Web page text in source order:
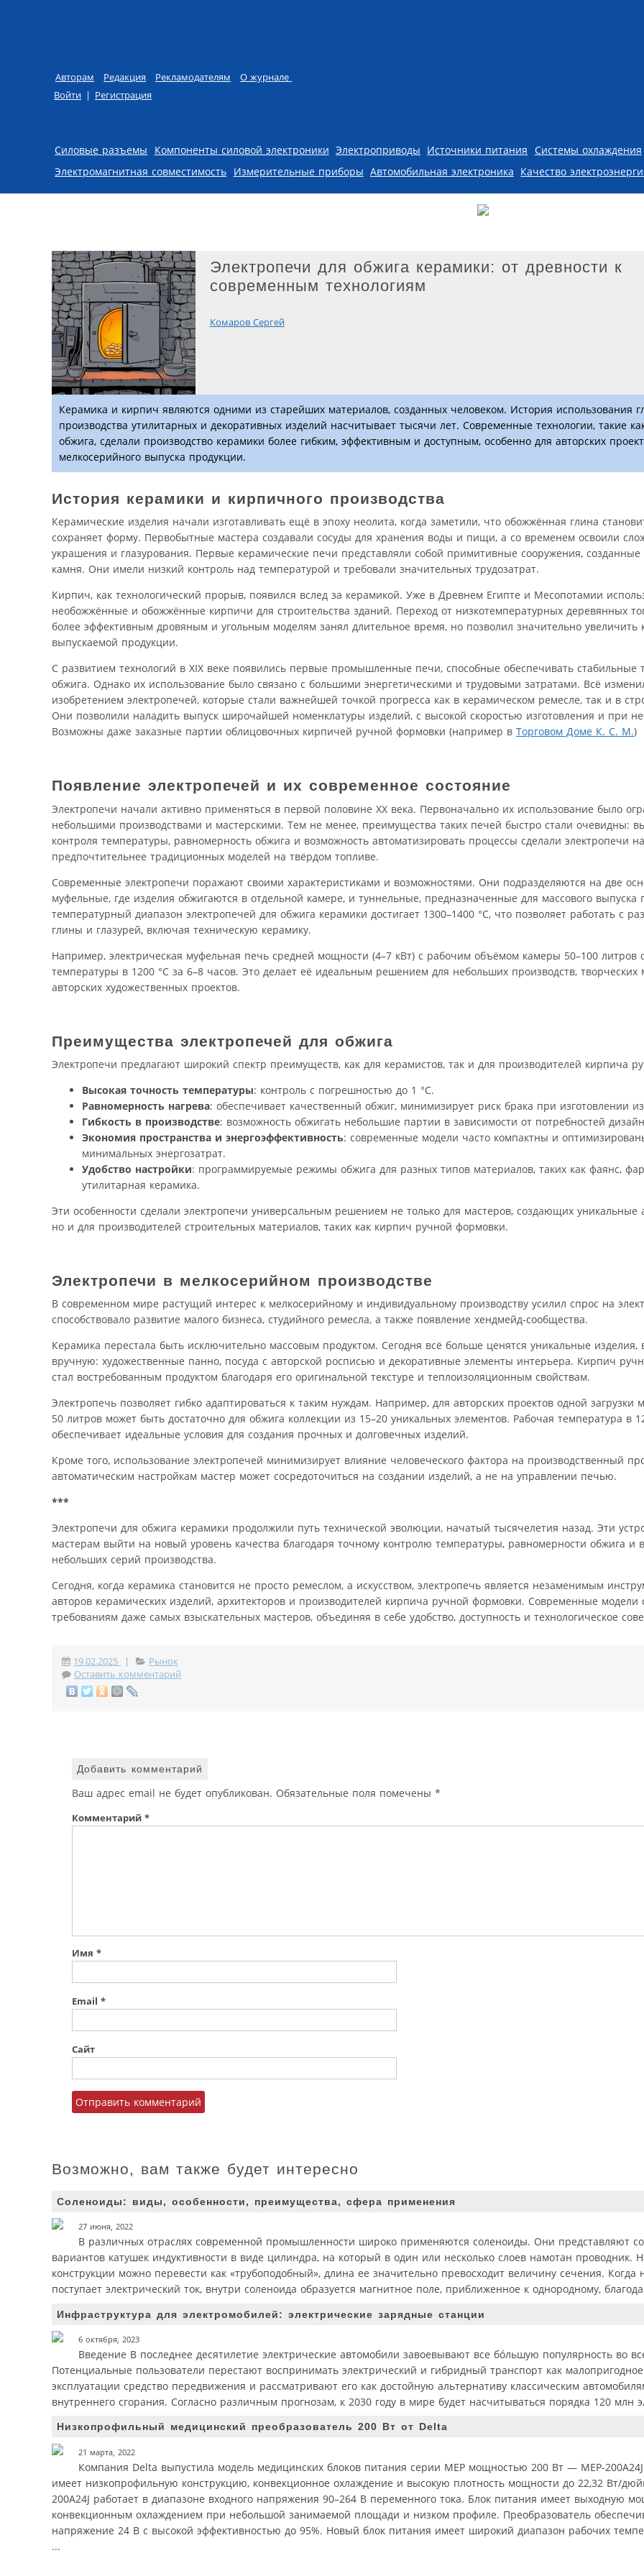
Авторам Редакция Рекламодателям
О журнале
Войти | Регистрация
Skip to content
Силовые разъемы Компоненты силовой электроники Электроприводы Источники питания Системы охлаждения
Электромагнитная совместимость Измерительные приборы Автомобильная электроника Качество
Электропечи для обжига керамики: от древности к
современным технологиям
Комаров Сергей
Керамика и кирпич являются одними из старейших материалов, созданных человеком. История использования
производства утилитарных и декоративных изделий насчитывает тысячи лет. Современные технологии, такие
обжига, сделали производство керамики более гибким, эффективным и доступным, особенно для авторских
мелкосерийного выпуска продукции.
История керамики и кирпичного производства
Керамические изделия начали изготавливать ещё в эпоху неолита, когда заметили, что обожжённая глина
сохраняет форму. Первобытные мастера создавали сосуды для хранения воды и пищи, а со временем освоили
украшения и глазурования. Первые керамические печи представляли собой примитивные сооружения,
камня. Они имели низкий контроль над температурой и требовали значительных трудозатрат.
Кирпич, как технологический прорыв, появился вслед за керамикой. Уже в Древнем Египте и Месопотамии
необожжённые и обожжённые кирпичи для строительства зданий. Переход от низкотемпературных деревянных
более эффективным дровяным и угольным моделям занял длительное время, но позволил значительно увеличить
выпускаемой продукции.
С развитием технологий в XIX веке появились первые промышленные печи, способные обеспечивать стабильные
обжига. Однако их использование было связано с большими энергетическими и трудовыми затратами. Всё
изобретением электропечей, которые стали важнейшей точкой прогресса как в керамическом ремесле, так и в
Они позволили наладить выпуск широчайшей номенклатуры изделий, с высокой скоростью изготовления и при
Возможны даже заказные партии облицовочных кирпичей ручной формовки (например в Торговом Доме К. С. М.)
Появление электропечей и их современное состояние
Электропечи начали активно применяться в первой половине XX века. Первоначально их использование было
небольшими производствами и мастерскими. Тем не менее, преимущества таких печей быстро стали очевидны:
контроля температуры, равномерность обжига и возможность автоматизировать процессы сделали электропечи
предпочтительнее традиционных моделей на твёрдом топливе.
Современные электропечи поражают своими характеристиками и возможностями. Они подразделяются на две
муфельные, где изделия обжигаются в отдельной камере, и туннельные, предназначенные для массового
температурный диапазон электропечей для обжига керамики достигает 1300–1400 °C, что позволяет работать с
глины и глазурей, включая техническую керамику.
Например, электрическая муфельная печь средней мощности (4–7 кВт) с рабочим объёмом камеры 50–100 литров
температуры в 1200 °C за 6–8 часов. Это делает её идеальным решением для небольших производств, творческих
авторских художественных проектов.
Преимущества электропечей для обжига
Электропечи предлагают широкий спектр преимуществ, как для керамистов, так и для производителей кирпича
Высокая точность температуры: контроль с погрешностью до 1 °C.
Равномерность нагрева: обеспечивает качественный обжиг, минимизирует риск брака при изготовлении
Гибкость в производстве: возможность обжигать небольшие партии в зависимости от потребностей
Экономия пространства и энергоэффективность: современные модели часто компактны и
минимальных энергозатрат.
Удобство настройки: программируемые режимы обжига для разных типов материалов, таких как фаянс,
утилитарная керамика.
Эти особенности сделали электропечи универсальным решением не только для мастеров, создающих уникальные
но и для производителей строительных материалов, таких как кирпич ручной формовки.
Электропечи в мелкосерийном производстве
В современном мире растущий интерес к мелкосерийному и индивидуальному производству усилил спрос на
способствовало развитие малого бизнеса, студийного ремесла, а также появление хендмейд-сообщества.
Керамика перестала быть исключительно массовым продуктом. Сегодня всё больше ценятся уникальные
вручную: художественные панно, посуда с авторской росписью и декоративные элементы интерьера. Кирпич
стал востребованным продуктом благодаря его оригинальной текстуре и теплоизоляционным свойствам.
Электропечь позволяет гибко адаптироваться к таким нуждам. Например, для авторских проектов одной загрузки
50 литров может быть достаточно для обжига коллекции из 15–20 уникальных элементов. Рабочая температура в
обеспечивает идеальные условия для создания прочных и долговечных изделий.
Кроме того, использование электропечей минимизирует влияние человеческого фактора на производственный
автоматическим настройкам мастер может сосредоточиться на создании изделий, а не на управлении печью.
***
Электропечи для обжига керамики продолжили путь технической эволюции, начатый тысячелетия назад. Эти
мастерам выйти на новый уровень качества благодаря точному контролю температуры, равномерности обжига и
небольших серий производства.
Сегодня, когда керамика становится не просто ремеслом, а искусством, электропечь является незаменимым
авторов керамических изделий, архитекторов и производителей кирпича ручной формовки. Современные модели
требованиям даже самых взыскательных мастеров, объединяя в себе удобство, доступность и технологическое
19.02.2025 |
Рынок
Оставить комментарий
Добавить комментарий
Ваш адрес email не будет опубликован. Обязательные поля помечены *
Комментарий *
Имя *
Email *
Сайт
Возможно, вам также будет интересно
Соленоиды: виды, особенности, преимущества, сфера применения
27 июня, 2022
В различных отраслях современной промышленности широко применяются соленоиды. Они представляют
вариантов катушек индуктивности в виде цилиндра, на который в один или несколько слоев намотан проводник.
конструкции можно перевести как «трубоподобный», длина ее значительно превосходит величину сечения. Когда
поступает электрический ток, внутри соленоида образуется магнитное поле, приближенное к однородному,
Инфраструктура для электромобилей: электрические зарядные станции
6 октября, 2023
Введение В последнее десятилетие электрические автомобили завоевывают все бóльшую популярность во
Потенциальные пользователи перестают воспринимать электрический и гибридный транспорт как
эксплуатации средство передвижения и рассматривают его как достойную альтернативу классическим
внутреннего сгорания. Согласно различным прогнозам, к 2030 году в мире будет насчитываться порядка 120 млн
Низкопрофильный медицинский преобразователь 200 Вт от Delta
21 марта, 2022
Компания Delta выпустила модель медицинских блоков питания серии MEP мощностью 200 Вт — MEP-
имеет низкопрофильную конструкцию, конвекционное охлаждение и высокую плотность мощности до 22,32 Вт/
200A24J работает в диапазоне входного напряжения 90–264 В переменного тока. Блок питания имеет выходную
конвекционным охлаждением при небольшой занимаемой площади и низком профиле. Преобразователь
напряжение 24 В с высокой эффективностью до 95%. Новый блок питания имеет широкий диапазон рабочих
...